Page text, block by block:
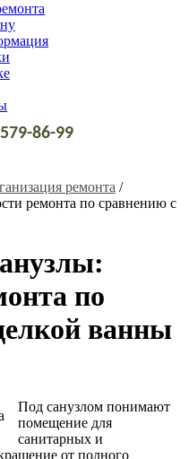
86-99
ремонта /
ремонта по сравнению с
по
ванны
Под санузлом понимают
помещение для
санитарных и
от полного